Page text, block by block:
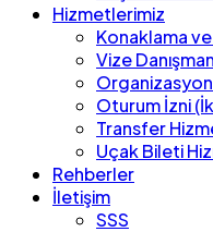
Hizmetlerimiz
Konaklama
Vize
Oturum İzni
Transfer
Uçak Bileti
Rehberler
İletişim
SSS